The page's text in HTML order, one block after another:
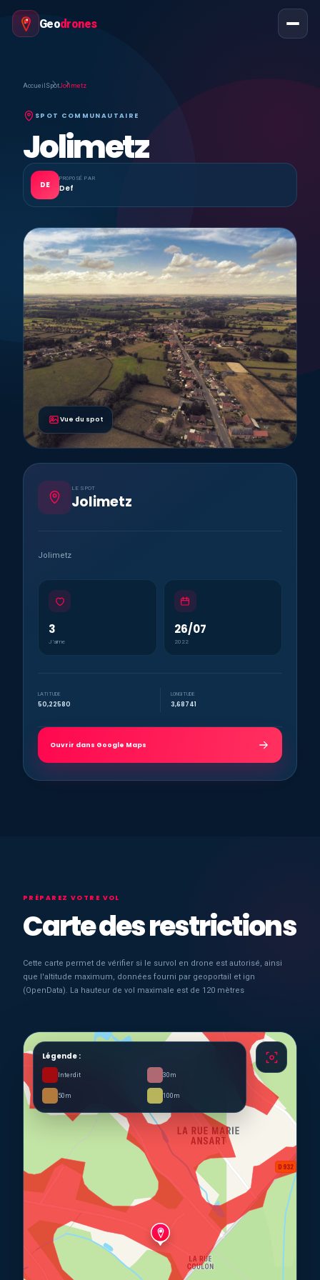
Geodrones
Accueil SpotJolimetz
SPOT COMMUNAUTAIRE
Jolimetz
DE
PROPOSÉ PAR
Def
Vue du spot
LE SPOT
Jolimetz
Jolimetz
3
J’aime
26/07
2022
LATITUDE
50,22580
LONGITUDE
3,68741
Ouvrir dans Google Maps
PRÉPAREZ VOTRE VOL
Carte des restrictions
Cette carte permet de vérifier si le survol en drone est autorisé, ainsi
que l'altitude maximum, données fourni par geoportail et ign
(OpenData). La hauteur de vol maximale est de 120 mètres
Légende :
Interdit 30m
50m 100m